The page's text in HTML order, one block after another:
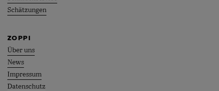
Schätzungen
ZOPPI
Über uns
News
Impressum
Datenschutz